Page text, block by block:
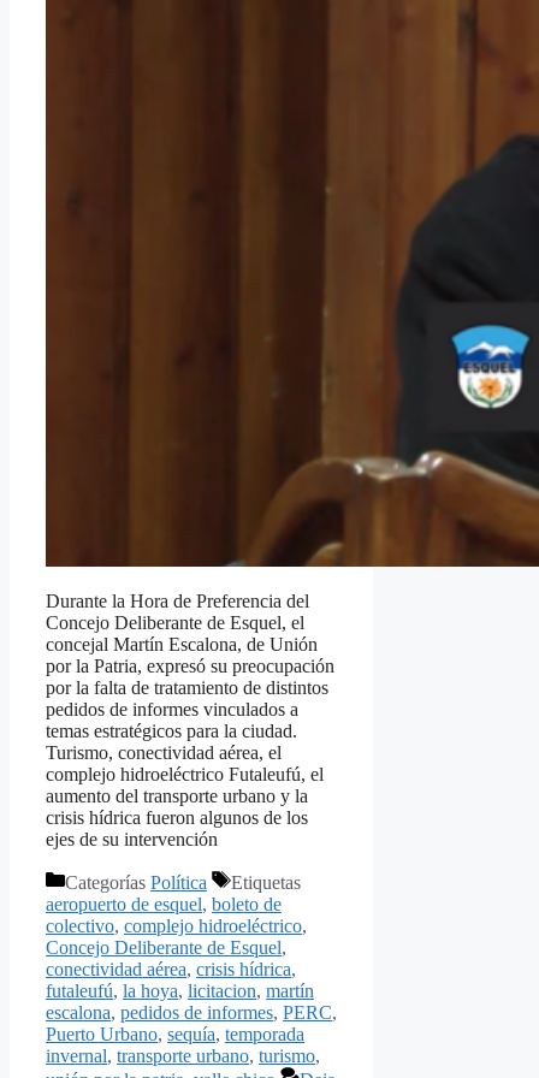
Durante la Hora de Preferencia del
Concejo Deliberante de Esquel, el
concejal Martín Escalona, de Unión
por la Patria, expresó su preocupación
por la falta de tratamiento de distintos
pedidos de informes vinculados a
temas estratégicos para la ciudad.
Turismo, conectividad aérea, el
complejo hidroeléctrico Futaleufú, el
aumento del transporte urbano y la
crisis hídrica fueron algunos de los
ejes de su intervención
Categorías Política
Etiquetas
aeropuerto de esquel, boleto de
colectivo, complejo hidroeléctrico,
Concejo Deliberante de Esquel,
conectividad aérea, crisis hídrica,
futaleufú, la hoya, licitacion, martín
escalona, pedidos de informes, PERC,
Puerto Urbano, sequía, temporada
invernal, transporte urbano, turismo,